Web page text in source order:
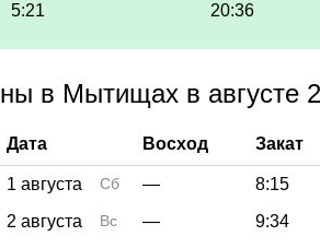
5:21
20:36
в Мытищах в августе
Дата Восход Закат
1 августа Сб — 8:15
2 августа
Вс — 9:34